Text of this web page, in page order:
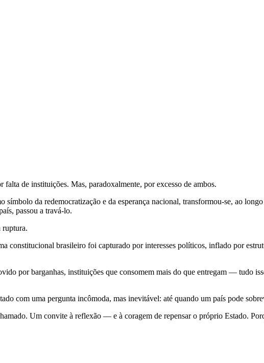
de instituições. Mas, paradoxalmente, por excesso de ambos.
da redemocratização e da esperança nacional, transformou-se, ao
passou a travá-lo.
ruptura.
constitucional brasileiro foi capturado por interesses políticos, inflado por
por barganhas, instituições que consomem mais do que entregam — tudo
com uma pergunta incômoda, mas inevitável: até quando um país pode
Um convite à reflexão — e à coragem de repensar o próprio Estado.